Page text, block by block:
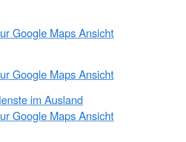
Google Maps Ansicht
Google Maps Ansicht
im Ausland
Google Maps Ansicht